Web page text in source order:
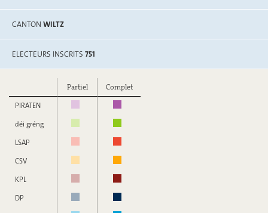
CANTON WILTZ
ELECTEURS INSCRITS 751
Partiel
Complet
PIRATEN
déi gréng
LSAP
CSV
KPL
DP